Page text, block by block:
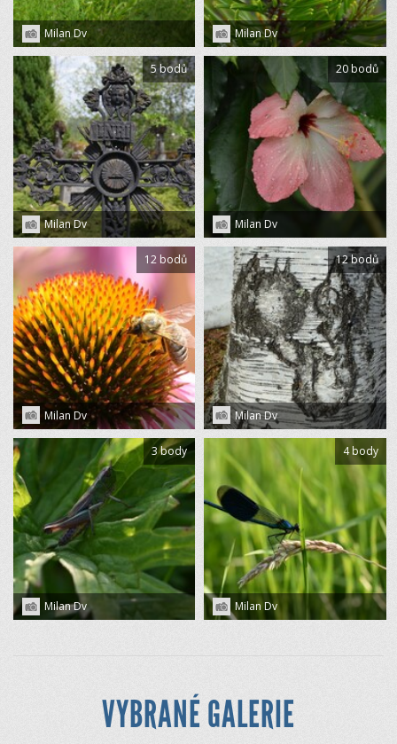
Milan Dv Milan Dv
Milan Dv
5 bodů
Milan Dv
20 bodů
Milan Dv
12 bodů
Milan Dv
12 bodů
Milan Dv
3 body
Milan Dv
4 body
VYBRANÉ GALERIE